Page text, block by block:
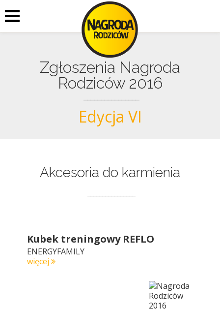
Zgłoszenia Nagroda
Rodziców 2016
Edycja VI
Akcesoria do karmienia
Kubek treningowy REFLO
ENERGYFAMILY
więcej